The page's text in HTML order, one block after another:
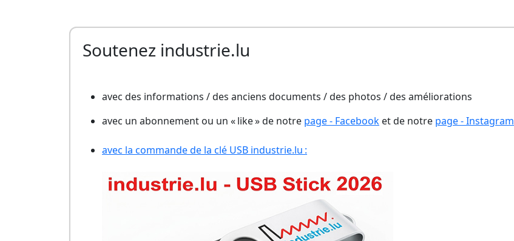
Soutenez industrie.lu
avec des informations / des anciens documents / des photos / des améliorations
avec un abonnement ou un « like » de notre page - Facebook et de notre page - Instagram
avec la commande de la clé USB industrie.lu :